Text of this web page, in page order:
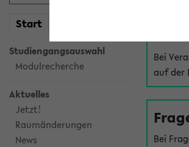
Start
Studiengangsauswahl
Modulrecherche
Aktuelles
Jetzt!
Raumänderungen
News
Bei
auf der
Bei